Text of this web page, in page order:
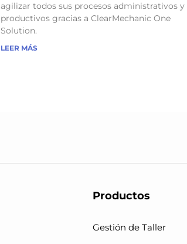
agilizar todos sus procesos administrativos y
productivos gracias a ClearMechanic One
Solution.
LEER MÁS
Productos
Gestión de Taller